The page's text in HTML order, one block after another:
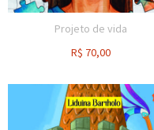
Projeto de vida
R$ 70,00